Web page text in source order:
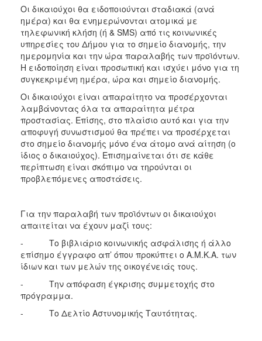
Οι δικαιούχοι θα ειδοποιούνται σταδιακά (ανά
ημέρα) και θα ενημερώνονται ατομικά με
τηλεφωνική κλήση (ή & SMS) από τις κοινωνικές
υπηρεσίες του Δήμου για το σημείο διανομής, την
ημερομηνία και την ώρα παραλαβής των προϊόντων.
Η ειδοποίηση είναι προσωπική και ισχύει μόνο για τη
συγκεκριμένη ημέρα, ώρα και σημείο διανομής.
Οι δικαιούχοι είναι απαραίτητο να προσέρχονται
λαμβάνοντας όλα τα απαραίτητα μέτρα
προστασίας. Επίσης, στο πλαίσιο αυτό και για την
αποφυγή συνωστισμού θα πρέπει να προσέρχεται
στο σημείο διανομής μόνο ένα άτομο ανά αίτηση (ο
ίδιος ο δικαιούχος). Επισημαίνεται ότι σε κάθε
περίπτωση είναι σκόπιμο να τηρούνται οι
προβλεπόμενες αποστάσεις.
Για την παραλαβή των προϊόντων οι δικαιούχοι
απαιτείται να έχουν μαζί τους:
- Το βιβλιάριο κοινωνικής ασφάλισης ή άλλο
επίσημο έγγραφο απ’ όπου προκύπτει ο Α.Μ.Κ.Α. των
ίδιων και των μελών της οικογένειάς τους.
- Την απόφαση έγκρισης συμμετοχής στο
πρόγραμμα.
- Το Δελτίο Αστυνομικής Ταυτότητας.